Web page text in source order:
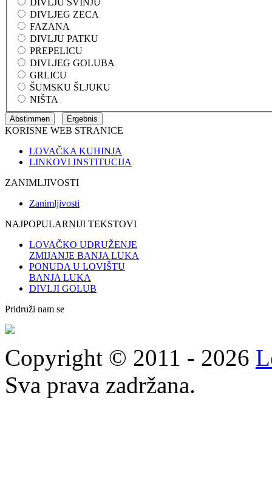
DIVLJU SVINJU
DIVLJEG ZECA
FAZANA
DIVLJU PATKU
PREPELICU
DIVLJEG GOLUBA
GRLICU
ŠUMSKU ŠLJUKU
NIŠTA
KORISNE WEB STRANICE
LOVAČKA KUHINJA
LINKOVI INSTITUCIJA
ZANIMLJIVOSTI
Zanimljivosti
NAJPOPULARNIJI TEKSTOVI
LOVAČKO UDRUŽENJE
ZMIJANJE BANJA LUKA
PONUDA U LOVIŠTU
BANJA LUKA
DIVLJI GOLUB
Pridruži nam se
Copyright © 2011 - 2026
Sva prava zadržana.